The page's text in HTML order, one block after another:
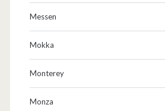
Messen
Mokka
Monterey
Monza